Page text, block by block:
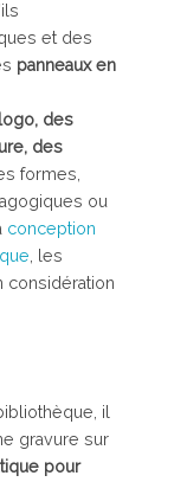
et des
panneaux en
des
des
formes,
ou
conception
, les
considération
il
gravure sur
pour